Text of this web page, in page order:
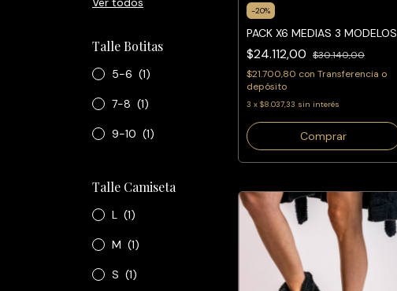
Talle Botitas
5-6 (1)
7-8 (1)
9-10 (1)
Talle Camiseta
L (1)
M (1)
S (1)
-20%
PACK X6 MEDIAS 3 MODELOS
$24.112,00 $30.140,00
$21.700,80 con Transferencia o
depósito
3 x $8.037,33 sin interés
Comprar